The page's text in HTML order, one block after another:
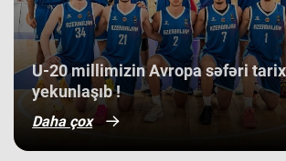
​U-20 millimizin Avropa səfəri
yekunlaşıb !
Daha çox